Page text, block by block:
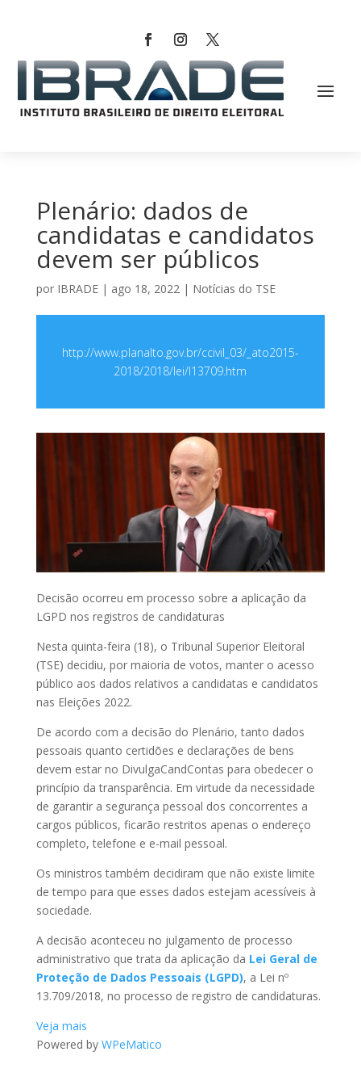
Plenário: dados de
candidatas e candidatos
devem ser públicos
por IBRADE| ago 18, 2022| Notícias do TSE
http://www.planalto.gov.br/ccivil_03/_ato2015-
2018/2018/lei/l13709.htm
Decisão ocorreu em processo sobre a aplicação da
LGPD nos registros de candidaturas
Nesta quinta-feira (18), o Tribunal Superior Eleitoral
(TSE) decidiu, por maioria de votos, manter o acesso
público aos dados relativos a candidatas e candidatos
nas Eleições 2022.
De acordo com a decisão do Plenário, tanto dados
pessoais quanto certidões e declarações de bens
devem estar no DivulgaCandContas para obedecer o
princípio da transparência. Em virtude da necessidade
de garantir a segurança pessoal dos concorrentes a
cargos públicos, ficarão restritos apenas o endereço
completo, telefone e e-mail pessoal.
Os ministros também decidiram que não existe limite
de tempo para que esses dados estejam acessíveis à
sociedade.
A decisão aconteceu no julgamento de processo
administrativo que trata da aplicação da Lei Geral de
Proteção de Dados Pessoais (LGPD), a Lei nº
13.709/2018, no processo de registro de candidaturas.
Veja mais
Powered by WPeMatico